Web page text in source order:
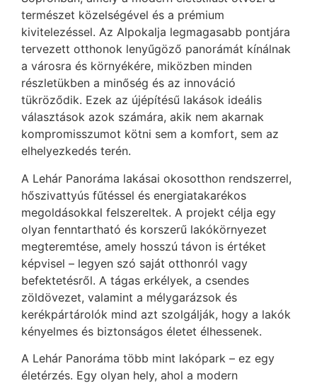
természet közelségével és a prémium
kivitelezéssel. Az Alpokalja legmagasabb pontjára
tervezett otthonok lenyűgöző panorámát kínálnak
a városra és környékére, miközben minden
részletükben a minőség és az innováció
tükröződik. Ezek az újépítésű lakások ideális
választások azok számára, akik nem akarnak
kompromisszumot kötni sem a komfort, sem az
elhelyezkedés terén.
A Lehár Panoráma lakásai okosotthon rendszerrel,
hőszivattyús fűtéssel és energiatakarékos
megoldásokkal felszereltek. A projekt célja egy
olyan fenntartható és korszerű lakókörnyezet
megteremtése, amely hosszú távon is értéket
képvisel – legyen szó saját otthonról vagy
befektetésről. A tágas erkélyek, a csendes
zöldövezet, valamint a mélygarázsok és
kerékpártárolók mind azt szolgálják, hogy a lakók
kényelmes és biztonságos életet élhessenek.
A Lehár Panoráma több mint lakópark – ez egy
életérzés. Egy olyan hely, ahol a modern